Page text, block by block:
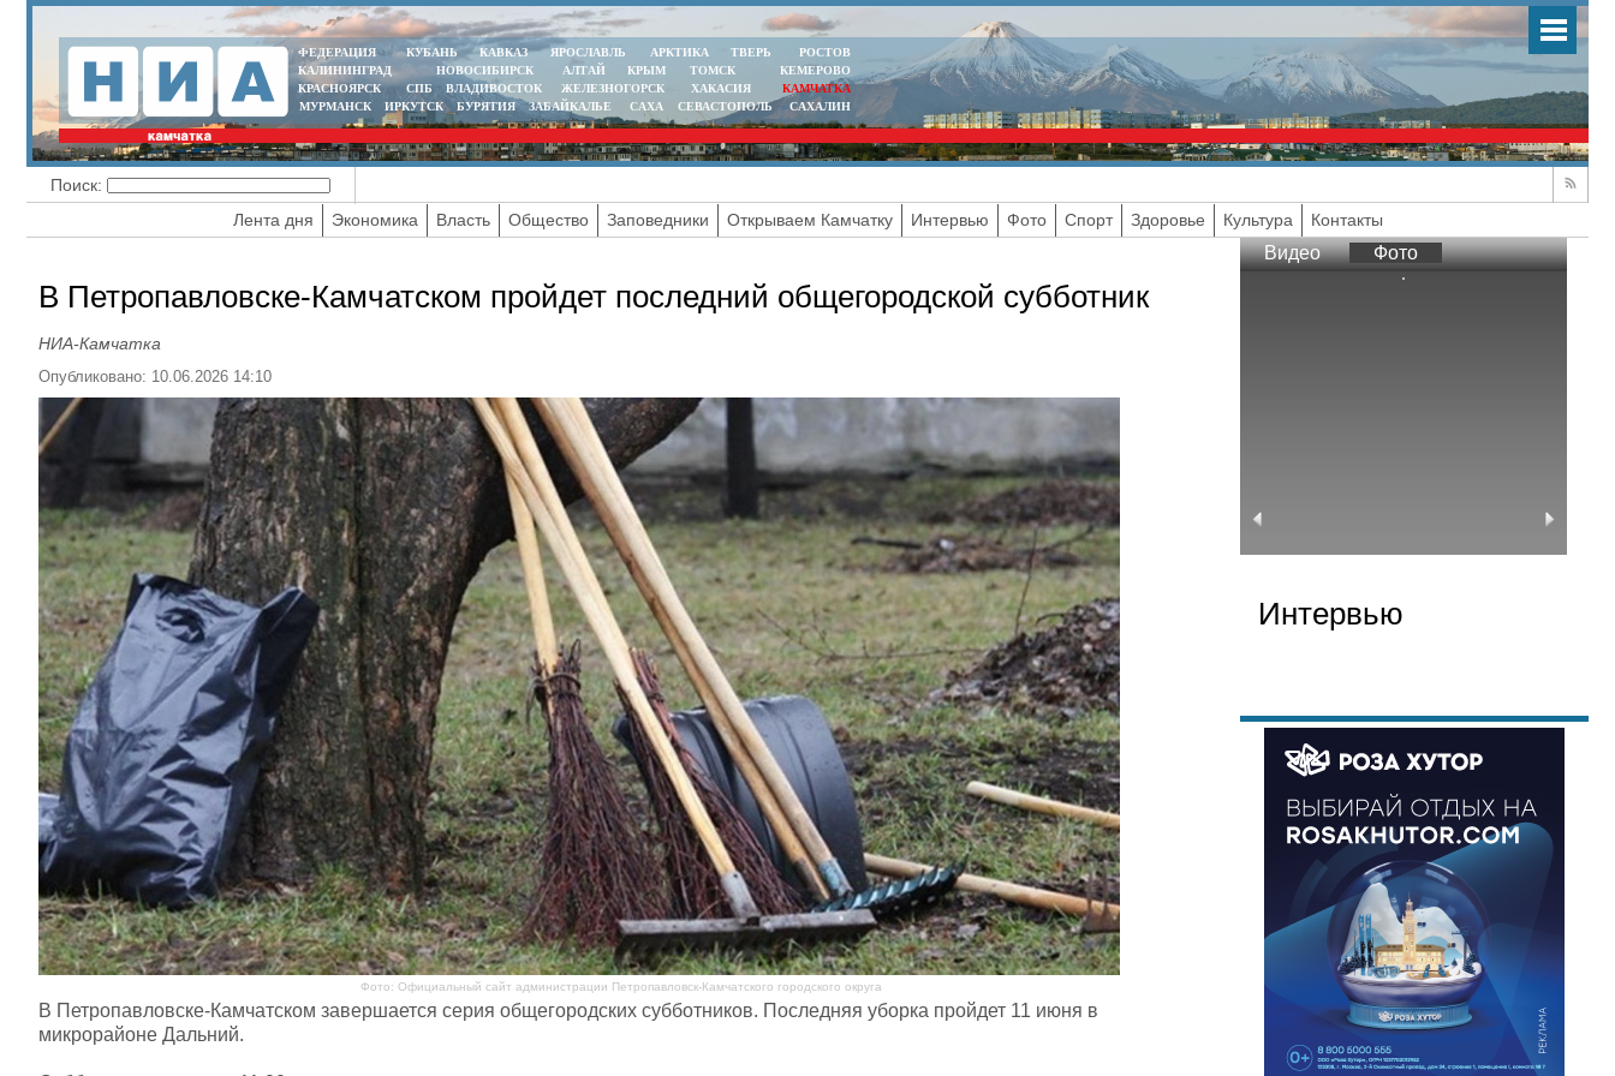
ФЕДЕРАЦИЯ КУБАНЬ КАВКАЗ ЯРОСЛАВЛЬ АРКТИКА ТВЕРЬ
РОСТОВ
КАЛИНИНГРАД
НОВОСИБИРСК АЛТАЙ КРЫМ ТОМСК
КЕМЕРОВО
КРАСНОЯРСК
СПБ ВЛАДИВОСТОК ЖЕЛЕЗНОГОРСК ХАКАСИЯ
КАМЧАТКА
МУРМАНСК
ИРКУТСК БУРЯТИЯ ЗАБАЙКАЛЬЕ САХА СЕВАСТОПОЛЬ САХАЛИН
Поиск:
Лента дня
Экономика Власть Общество Заповедники Открываем Камчатку Интервью Фото Спорт Здоровье Культура Контакты
В Петропавловске-Камчатском пройдет последний общегородской субботник
НИА-Камчатка
Опубликовано: 10.06.2026 14:10
Фото: Официальный сайт администрации Петропавловск-Камчатского городского округа
В Петропавловске-Камчатском завершается серия общегородских субботников. Последняя уборка пройдет 11 июня в
микрорайоне Дальний.
Видео Фото
Интервью